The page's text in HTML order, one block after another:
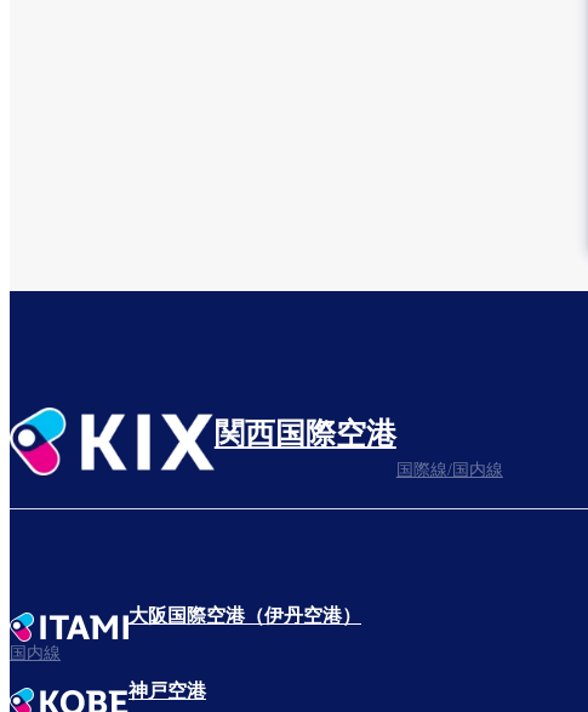
関西国際空港
国際線/国内線
大阪国際空港（伊丹空港）
国内線
神戸空港